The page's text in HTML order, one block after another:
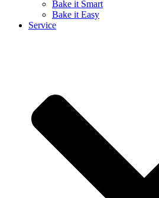
Bake it Smart
Bake it Easy
Service